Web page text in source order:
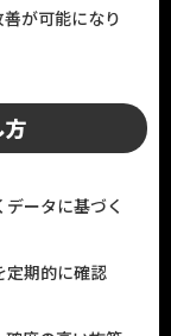
が可能になり
ータに基づく
定期的に確認